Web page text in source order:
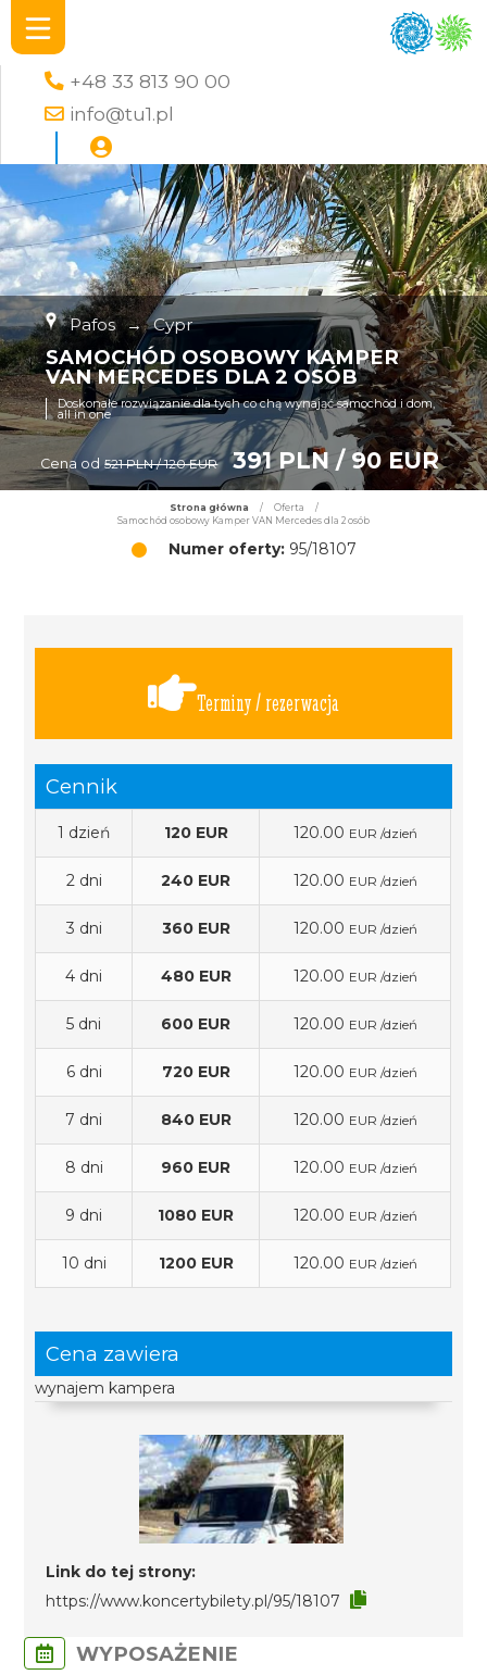
+48 33 813 90 00
info@tu1.pl
Pafos → Cypr
SAMOCHÓD OSOBOWY KAMPER
VAN MERCEDES DLA 2 OSÓB
Doskonałe rozwiązanie dla tych co chą wynająć samochód i dom,
all in one
Cena od 521 PLN / 120 EUR 391 PLN / 90 EUR
Strona główna / Oferta
/
Samochód osobowy Kamper VAN Mercedes dla 2 osób
Numer oferty:95/18107
Terminy / rezerwacja
Cennik
1 dzień 120 EUR 120.00 EUR /dzień
2 dni 240 EUR 120.00 EUR /dzień
3 dni 360 EUR 120.00 EUR /dzień
4 dni 480 EUR 120.00 EUR /dzień
5 dni 600 EUR 120.00 EUR /dzień
6 dni 720 EUR 120.00 EUR /dzień
7 dni 840 EUR 120.00 EUR /dzień
8 dni 960 EUR 120.00 EUR /dzień
9 dni 1080 EUR 120.00 EUR /dzień
10 dni 1200 EUR 120.00 EUR /dzień
Cena zawiera
wynajem kampera
Link do tej strony:
https://www.koncertybilety.pl/95/18107
WYPOSAŻENIE